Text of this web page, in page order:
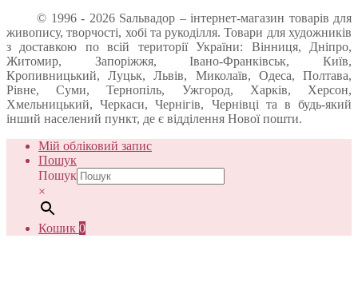
© 1996 - 2026 Sальвадор – інтернет-магазин товарів для
живопису, творчості, хобі та рукоділля. Товари для художників
з доставкою по всій території України: Вінниця, Дніпро,
Житомир, Запоріжжя, Івано-Франківськ, Київ,
Кропивницький, Луцьк, Львів, Миколаїв, Одеса, Полтава,
Рівне, Суми, Тернопіль, Ужгород, Харків, Херсон,
Хмельницький, Черкаси, Чернігів, Чернівці та в будь-який
інший населений пункт, де є відділення Нової пошти.
Мій обліковий запис
Пошук
Пошук
×
Кошик 0